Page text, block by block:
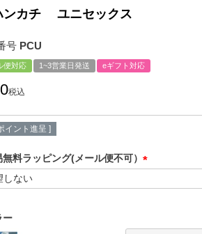
ンカチ ユニセックス
号 PCU
便対応 1~3営業日発送 eギフト対応
税込
イント進呈 ]
無料ラッピング(メール便不可）
必
ー